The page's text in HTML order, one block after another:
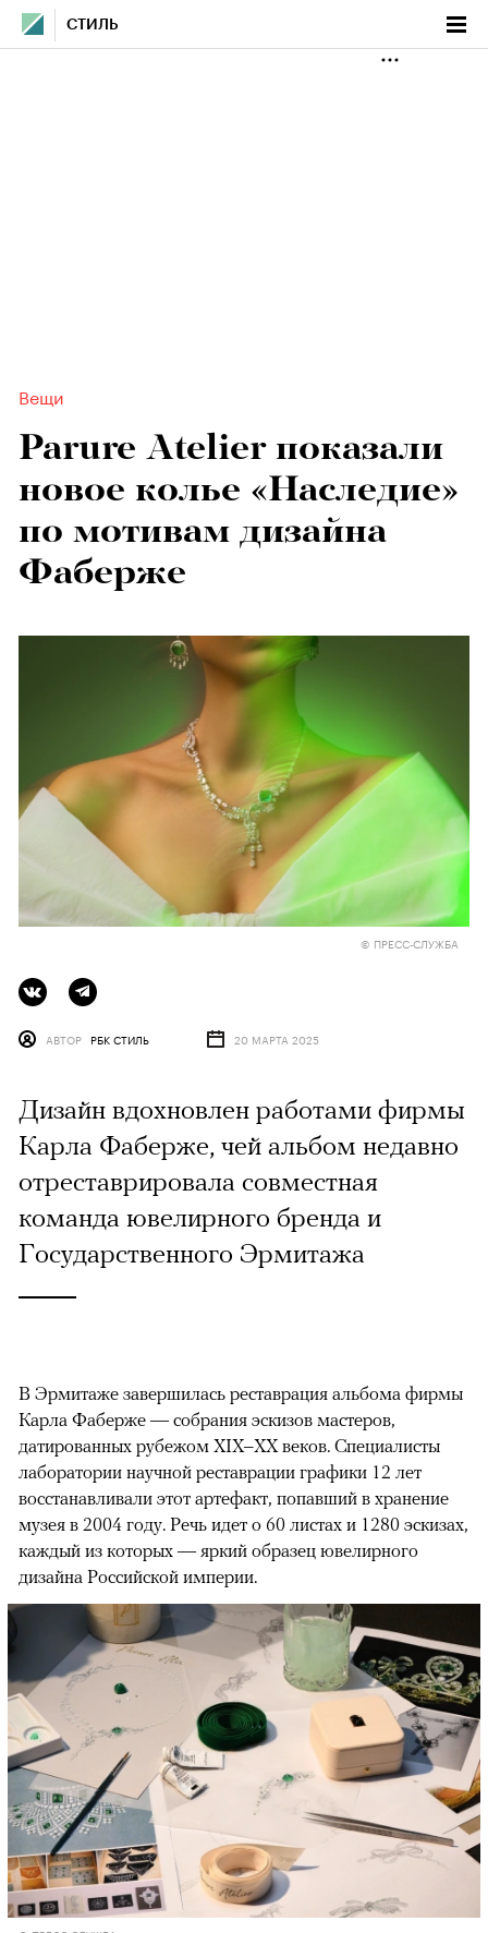
СТИЛЬ
Вещи
Parure Atelier показали
новое колье «Наследие»
по мотивам дизайна
Фаберже
© ПРЕСС-СЛУЖБА
АВТОР РБК СТИЛЬ 20 МАРТА 2025
Дизайн вдохновлен работами фирмы
Карла Фаберже, чей альбом недавно
отреставрировала совместная
команда ювелирного бренда и
Государственного Эрмитажа
В Эрмитаже завершилась реставрация альбома фирмы
Карла Фаберже — собрания эскизов мастеров,
датированных рубежом XIX–XX веков. Специалисты
лаборатории научной реставрации графики 12 лет
восстанавливали этот артефакт, попавший в хранение
музея в 2004 году. Речь идет о 60 листах и 1280 эскизах,
каждый из которых — яркий образец ювелирного
дизайна Российской империи.